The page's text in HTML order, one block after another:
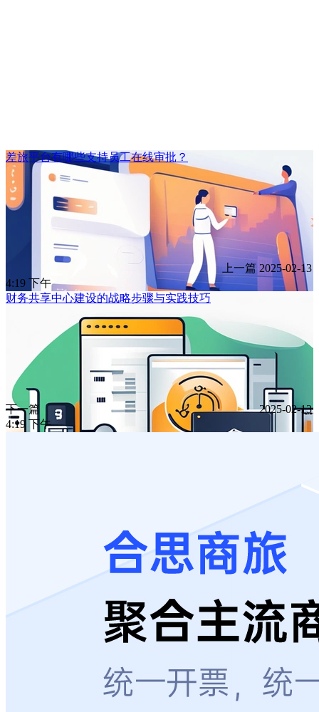
差旅平台有哪些支持员工在线审批？
上一篇 2025-02-13
4:19 下午
财务共享中心建设的战略步骤与实践技巧
下一篇
2025-02-13
4:19 下午